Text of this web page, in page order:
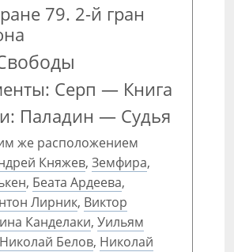
79. 2-й гран
Серп — Книга
Паладин — Судья
же расположением
Княжев, Земфира,
, Беата Ардеева,
Лирник, Виктор
Канделаки, Уильям
Николай Белов, Николай